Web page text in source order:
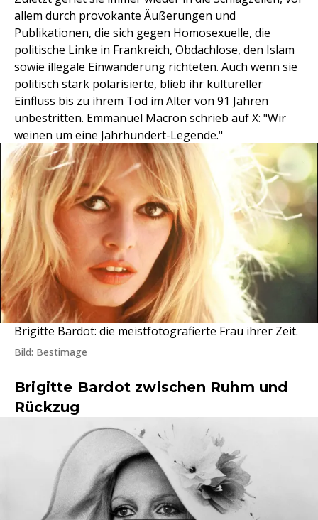
allem durch provokante Äußerungen und
Publikationen, die sich gegen Homosexuelle, die
politische Linke in Frankreich, Obdachlose, den Islam
sowie illegale Einwanderung richteten. Auch wenn sie
politisch stark polarisierte, blieb ihr kultureller
Einfluss bis zu ihrem Tod im Alter von 91 Jahren
unbestritten. Emmanuel Macron schrieb auf X: "Wir
weinen um eine Jahrhundert-Legende."
Brigitte Bardot: die meistfotografierte Frau ihrer Zeit.
Bild: Bestimage
Brigitte Bardot zwischen Ruhm und
Rückzug